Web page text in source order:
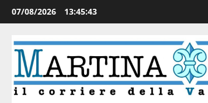
07/08/2026 13:45:44